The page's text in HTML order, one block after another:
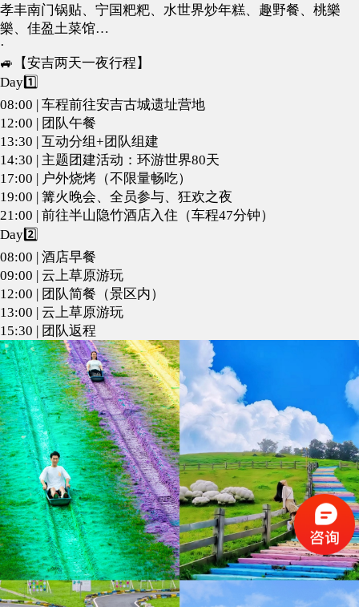
孝丰南门锅贴、宁国粑粑、水世界炒年糕、趣野餐、桃樂
樂、佳盈土菜馆…
·
🚙【安吉两天一夜行程】
Day1️⃣
08:00 | 车程前往安吉古城遗址营地
12:00 | 团队午餐
13:30 | 互动分组+团队组建
14:30 | 主题团建活动：环游世界80天
17:00 | 户外烧烤（不限量畅吃）
19:00 | 篝火晚会、全员参与、狂欢之夜
21:00 | 前往半山隐竹酒店入住（车程47分钟）
Day2️⃣
08:00 | 酒店早餐
09:00 | 云上草原游玩
12:00 | 团队简餐（景区内）
13:00 | 云上草原游玩
15:30 | 团队返程